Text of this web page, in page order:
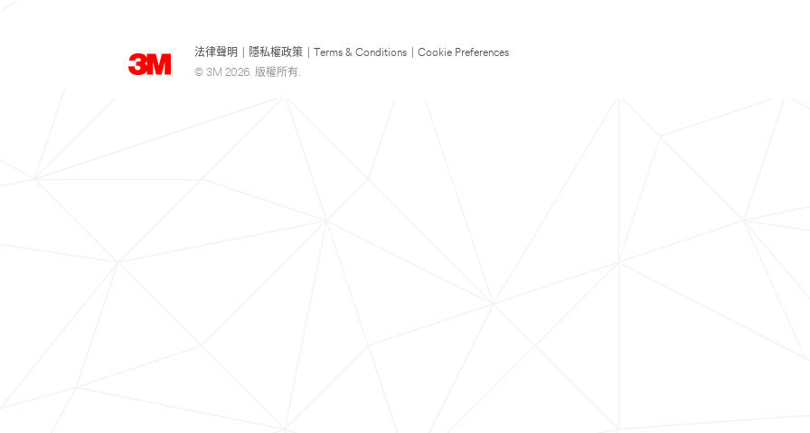
法律聲明 隱私權政策 Terms & Conditions
Cookie Preferences
© 3M 2026. 版權所有.